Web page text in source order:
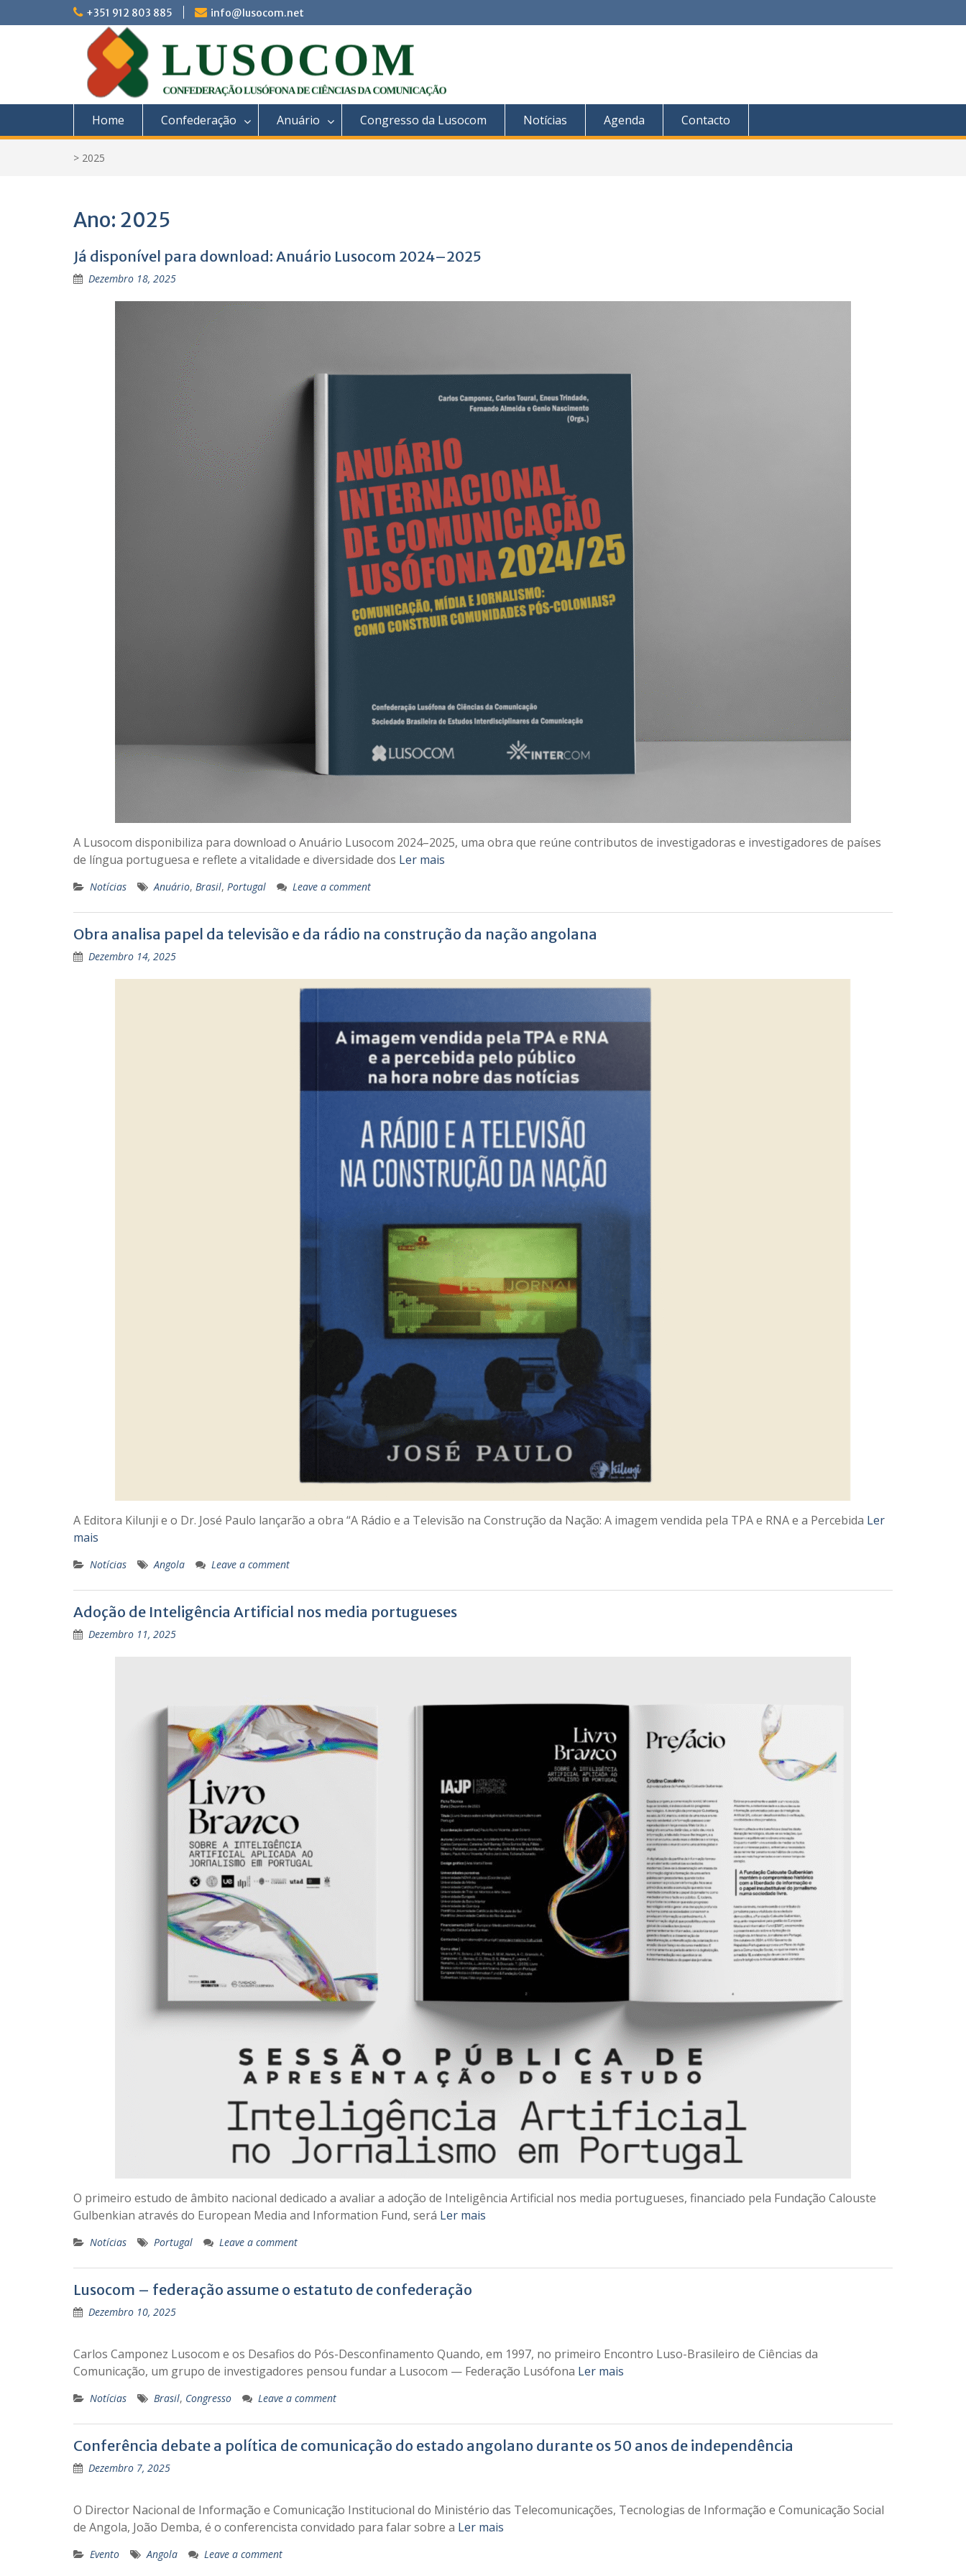
to
+351 912 803 885 info@lusocom.net
Home Confederação Anuário Congresso da Lusocom Notícias Agenda Contacto
> 2025
Ano: 2025
Já disponível para download: Anuário Lusocom 2024–2025
Dezembro 18, 2025
A Lusocom disponibiliza para download o Anuário Lusocom 2024–2025, uma obra que reúne contributos de investigadoras e investigadores de países
de língua portuguesa e reflete a vitalidade e diversidade dos Ler mais
Notícias Anuário, Brasil, Portugal Leave a comment
Obra analisa papel da televisão e da rádio na construção da nação angolana
Dezembro 14, 2025
A Editora Kilunji e o Dr. José Paulo lançarão a obra “A Rádio e a Televisão na Construção da Nação: A imagem vendida pela TPA e RNA e a Percebida Ler
mais
Notícias Angola Leave a comment
Adoção de Inteligência Artificial nos media portugueses
Dezembro 11, 2025
O primeiro estudo de âmbito nacional dedicado a avaliar a adoção de Inteligência Artificial nos media portugueses, financiado pela Fundação Calouste
Gulbenkian através do European Media and Information Fund, será Ler mais
Notícias Portugal Leave a comment
Lusocom – federação assume o estatuto de confederação
Dezembro 10, 2025
Carlos Camponez Lusocom e os Desafios do Pós-Desconfinamento Quando, em 1997, no primeiro Encontro Luso-Brasileiro de Ciências da
Comunicação, um grupo de investigadores pensou fundar a Lusocom — Federação Lusófona Ler mais
Notícias Brasil, Congresso Leave a comment
Conferência debate a política de comunicação do estado angolano durante os 50 anos de independência
Dezembro 7, 2025
O Director Nacional de Informação e Comunicação Institucional do Ministério das Telecomunicações, Tecnologias de Informação e Comunicação Social
de Angola, João Demba, é o conferencista convidado para falar sobre a Ler mais
Evento Angola Leave a comment